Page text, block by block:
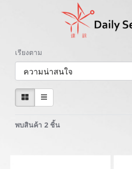
เรียงตาม
พบสินค้า 2 ชิ้น